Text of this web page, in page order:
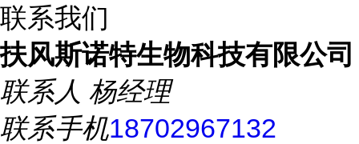
联系我们
扶风斯诺特生物科技有限公司
联系人 杨经理
联系手机18702967132